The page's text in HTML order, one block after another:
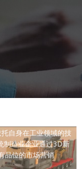
自身在工业领域的技
制造业企业通过3D新
品位的市场营销